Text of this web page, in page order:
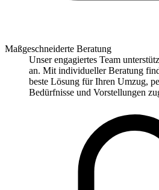
Maßgeschneiderte Beratung
Unser engagiertes Team
an. Mit individueller Beratung
beste Lösung für Ihren Umzug,
Bedürfnisse und Vorstellungen